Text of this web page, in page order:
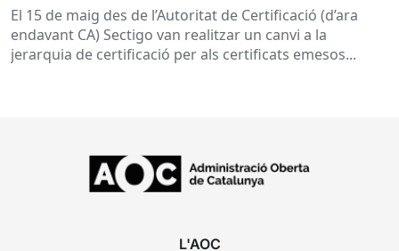
El 15 de maig des de l’Autoritat de Certificació (d’ara
endavant CA) Sectigo van realitzar un canvi a la
jerarquia de certificació per als certificats emesos...
L'AOC